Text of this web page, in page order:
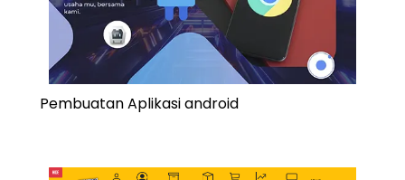
Pembuatan Aplikasi android